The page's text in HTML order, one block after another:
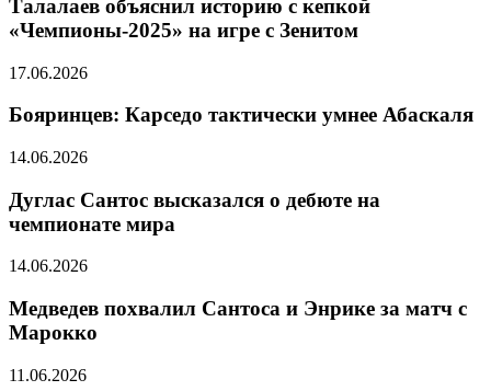
Талалаев объяснил историю с кепкой
«Чемпионы-2025» на игре с Зенитом
17.06.2026
Бояринцев: Карседо тактически умнее Абаскаля
14.06.2026
Дуглас Сантос высказался о дебюте на
чемпионате мира
14.06.2026
Медведев похвалил Сантоса и Энрике за матч с
Марокко
11.06.2026